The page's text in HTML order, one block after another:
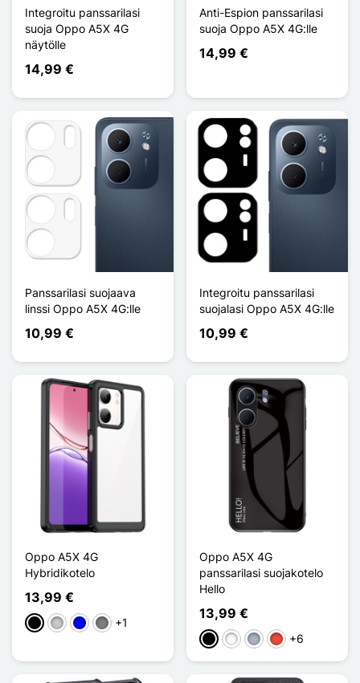
Integroitu panssarilasi
suoja Oppo A5X 4G
näytölle
14,99 €
Anti-Espion panssarilasi
suoja Oppo A5X 4G:lle
14,99 €
Panssarilasi suojaava
linssi Oppo A5X 4G:lle
10,99 €
Integroitu panssarilasi
suojalasi Oppo A5X 4G:lle
10,99 €
Oppo A5X 4G
Hybridikotelo
13,99 €
MustaTransparent
SininenGris Transparent
+1
Oppo A5X 4G
panssarilasi suojakotelo
Hello
13,99 €
MustaValkoinen
HarmaaPunainen
+6